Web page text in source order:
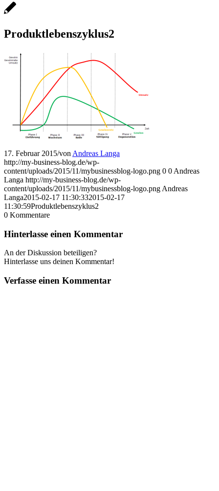
Produktlebenszyklus2
17. Februar 2015/von Andreas Langa
http://my-business-blog.de/wp-
content/uploads/2015/11/mybusinessblog-logo.png 0 0 Andreas
Langa http://my-business-blog.de/wp-
content/uploads/2015/11/mybusinessblog-logo.png Andreas
Langa2015-02-17 11:30:332015-02-17
11:30:59Produktlebenszyklus2
0 Kommentare
Hinterlasse einen Kommentar
An der Diskussion beteiligen?
Hinterlasse uns deinen Kommentar!
Verfasse einen Kommentar